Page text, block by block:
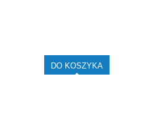
DO KOSZYKA